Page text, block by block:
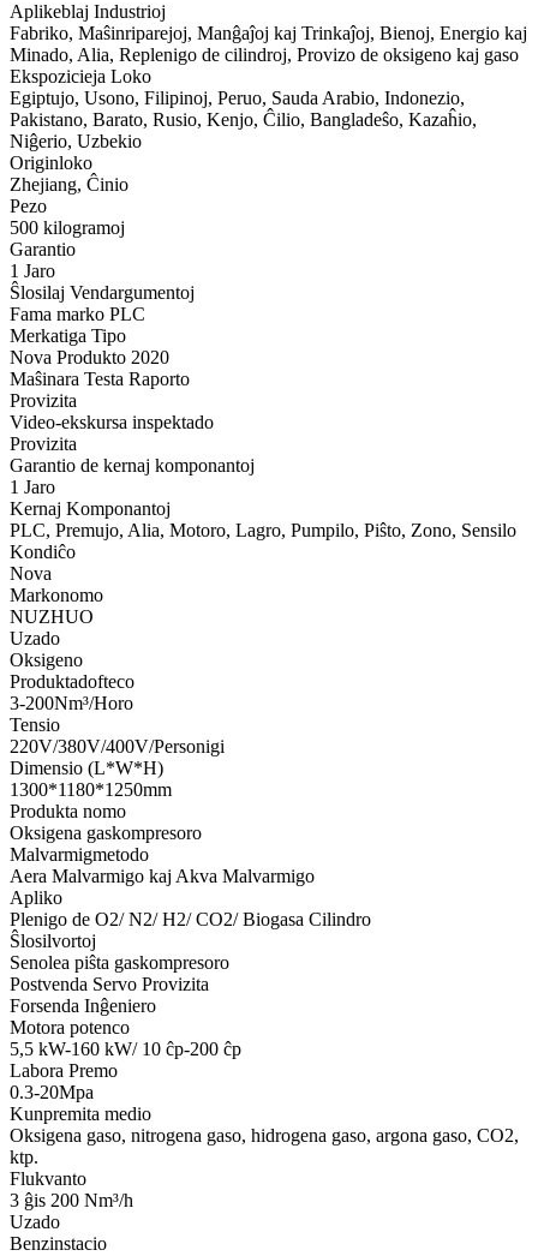
Aplikeblaj Industrioj
Fabriko, Maŝinriparejoj, Manĝaĵoj kaj Trinkaĵoj, Bienoj, Energio kaj
Minado, Alia, Replenigo de cilindroj, Provizo de oksigeno kaj gaso
Ekspozicieja Loko
Egiptujo, Usono, Filipinoj, Peruo, Sauda Arabio, Indonezio,
Pakistano, Barato, Rusio, Kenjo, Ĉilio, Bangladeŝo, Kazaĥio,
Niĝerio, Uzbekio
Originloko
Zhejiang, Ĉinio
Pezo
500 kilogramoj
Garantio
1 Jaro
Ŝlosilaj Vendargumentoj
Fama marko PLC
Merkatiga Tipo
Nova Produkto 2020
Maŝinara Testa Raporto
Provizita
Video-ekskursa inspektado
Provizita
Garantio de kernaj komponantoj
1 Jaro
Kernaj Komponantoj
PLC, Premujo, Alia, Motoro, Lagro, Pumpilo, Piŝto, Zono, Sensilo
Kondiĉo
Nova
Markonomo
NUZHUO
Uzado
Oksigeno
Produktadofteco
3-200Nm³/Horo
Tensio
220V/380V/400V/Personigi
Dimensio (L*W*H)
1300*1180*1250mm
Produkta nomo
Oksigena gaskompresoro
Malvarmigmetodo
Aera Malvarmigo kaj Akva Malvarmigo
Apliko
Plenigo de O2/ N2/ H2/ CO2/ Biogasa Cilindro
Ŝlosilvortoj
Senolea piŝta gaskompresoro
Postvenda Servo Provizita
Forsenda Inĝeniero
Motora potenco
5,5 kW-160 kW/ 10 ĉp-200 ĉp
Labora Premo
0.3-20Mpa
Kunpremita medio
Oksigena gaso, nitrogena gaso, hidrogena gaso, argona gaso, CO2,
ktp.
Flukvanto
3 ĝis 200 Nm³/h
Uzado
Benzinstacio